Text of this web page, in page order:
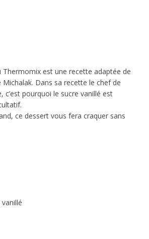
Thermomix est une recette adaptée de
Michalak. Dans sa recette le chef de
c’est pourquoi le sucre vanillé est
ce dessert vous fera craquer sans